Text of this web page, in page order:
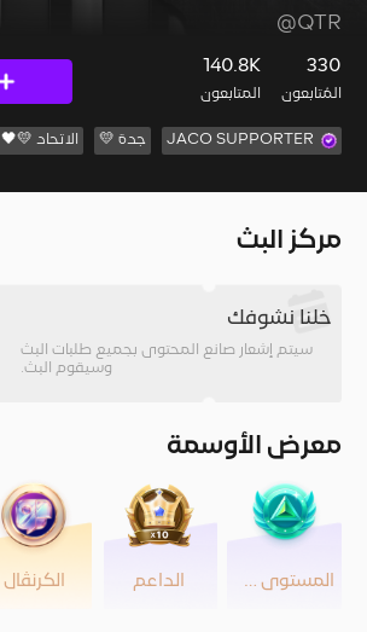
@QTR
330
المُتابعون
140.8K
المتابعون
JACO SUPPORTER جدة 💛 الاتحاد 💛🖤
مركز البث
خلنا نشوفك
سيتم إشعار صانع المحتوى بجميع طلبات البث
وسيقوم البث.
معرض الأوسمة
المستوى 43 الداعم الكرنڤال